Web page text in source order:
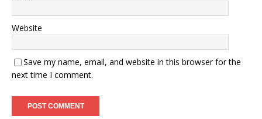
Website
Save my name, email, and website in this browser for the
next time I comment.